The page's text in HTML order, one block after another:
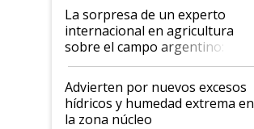
La sorpresa de un experto
internacional en agricultura
sobre el campo argentino:
"Estoy muy impresionado"
Advierten por nuevos excesos
hídricos y humedad extrema en
la zona núcleo